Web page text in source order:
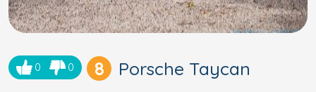
0 0 8 Porsche Taycan